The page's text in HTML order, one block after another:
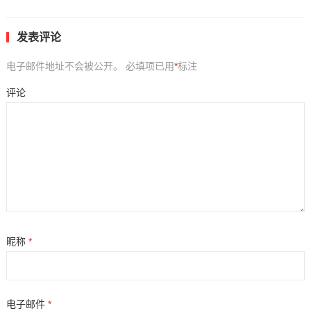
发表评论
电子邮件地址不会被公开。 必填项已用*标注
评论
昵称 *
电子邮件 *